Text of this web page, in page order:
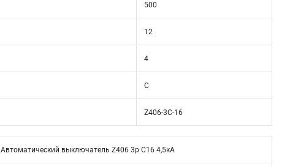
500
12
4
C
Z406-3C-16
Автоматический выключатель Z406 3р C16 4,5кА